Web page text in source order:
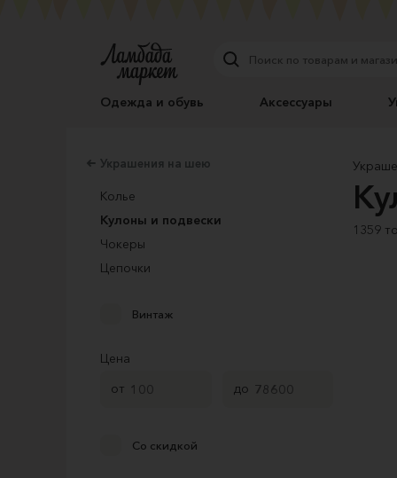
Одежда и обувь Аксессуары
Украшения на шею
Колье
Кулоны и подвески
Чокеры
Цепочки
Винтаж
Цена
от
до
Со скидкой
1359